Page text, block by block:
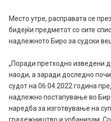
Место утре, расправата се
бидејќи предметот со сите
надлежното Биро за судски
„Поради претходно изведени
наоди, а заради доследно
судот на 06.04.2022 година
надлежно постапување во
наредба за изготвување на